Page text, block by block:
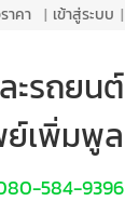
าคา | เข้าสู่ระบบ |
ะรถยนต์
เพิ่มพูล
584-9396